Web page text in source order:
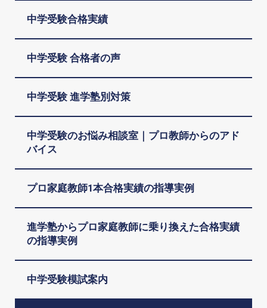
中学受験合格実績
中学受験 合格者の声
中学受験 進学塾別対策
中学受験のお悩み相談室｜プロ教師からのアド
バイス
プロ家庭教師1本合格実績の指導実例
進学塾からプロ家庭教師に乗り換えた合格実績
の指導実例
中学受験模試案内